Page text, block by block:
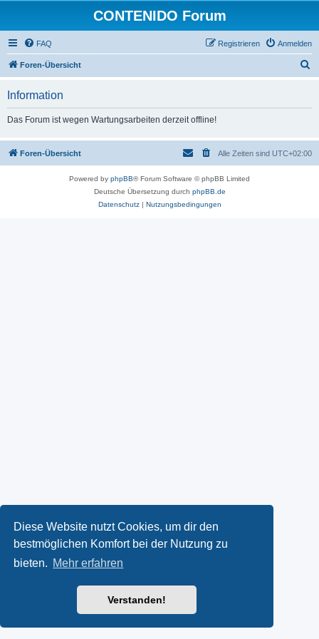
Diese Website nutzt Cookies, um dir den
bestmöglichen Komfort bei der Nutzung zu
bieten. Mehr erfahren
Verstanden!
CONTENIDO Forum
FAQ Anmelden
Registrieren
Foren-Übersicht
Information
Das Forum ist wegen Wartungsarbeiten derzeit offline!
Foren-Übersicht Alle Zeiten sind UTC+02:00
Powered by phpBB® Forum Software © phpBB Limited
Deutsche Übersetzung durch phpBB.de
Datenschutz| Nutzungsbedingungen